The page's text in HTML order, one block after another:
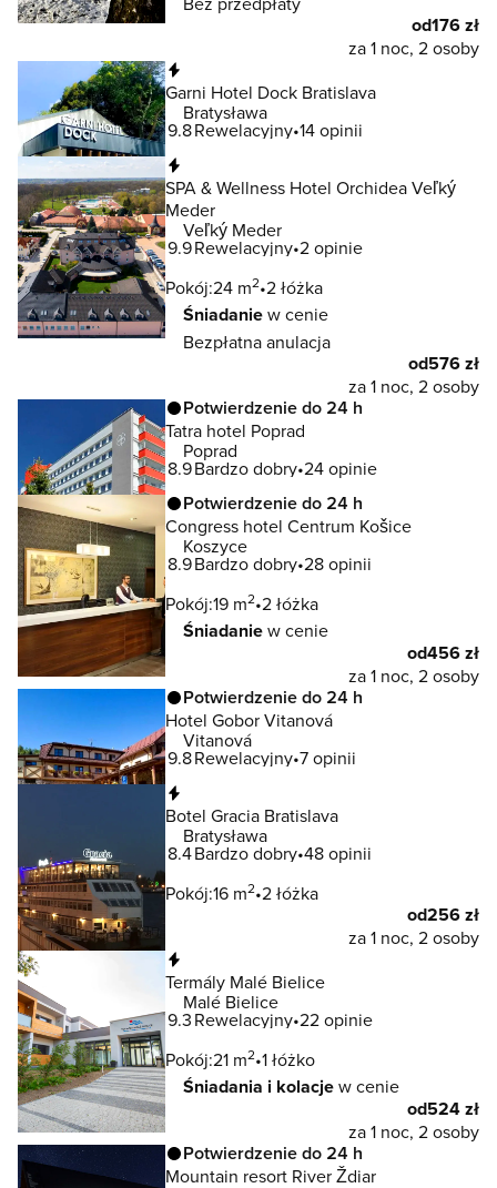
od176 zł
za 1 noc, 2 osoby
Garni Hotel Dock Bratislava
Bratysława
9.8Rewelacyjny 14 opinii
SPA & Wellness Hotel Orchidea Veľký
Meder
Veľký Meder
9.9Rewelacyjny 2 opinie
Pokój:24 m2 2 łóżka
Śniadaniew cenie
Bezpłatna anulacja
od576 zł
za 1 noc, 2 osoby
Potwierdzenie do 24 h
Tatra hotel Poprad
Poprad
8.9Bardzo dobry 24 opinie
Potwierdzenie do 24 h
Congress hotel Centrum Košice
Koszyce
8.9Bardzo dobry 28 opinii
Pokój:19 m2 2 łóżka
Śniadaniew cenie
od456 zł
za 1 noc, 2 osoby
Potwierdzenie do 24 h
Hotel Gobor Vitanová
Vitanová
9.8Rewelacyjny 7 opinii
Botel Gracia Bratislava
Bratysława
8.4Bardzo dobry 48 opinii
Pokój:16 m2 2 łóżka
od256 zł
za 1 noc, 2 osoby
Termály Malé Bielice
Malé Bielice
9.3Rewelacyjny 22 opinie
Pokój:21 m2 1 łóżko
Śniadania i kolacjew cenie
od524 zł
za 1 noc, 2 osoby
Potwierdzenie do 24 h
Mountain resort River Ždiar